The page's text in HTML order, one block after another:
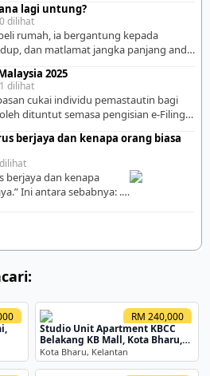
tahu: 1️⃣ Semak Status Tanah 📜 ✔
bukan tanah rizab atau […]
lagi untung?
dilihat
rumah, ia bergantung kepada
dan matlamat jangka panjang anda.
yang lebih bijak. 1. Sewa Rumah ✅
rendah – Tidak perlu membayar
rumah. Biasanya hanya […]
2025
dilihat
cukai individu pemastautin bagi
dituntut semasa pengisian e-Filing
➜ Suami/Isteri/Alimoni kepada
kurang upaya: RM6,000​ ➜ Suami
➜ Yuran pengajian (diri sendiri):
berjaya dan kenapa orang biasa
berjaya dan kenapa
Ini antara sebabnya: .
buat dengan penuh
bukan separuh jalan, rasa
RM 240,000
Studio Unit Apartment KBCC
Belakang KB Mall, Kota Bharu,
Kelantan
Kota Bharu, Kelantan